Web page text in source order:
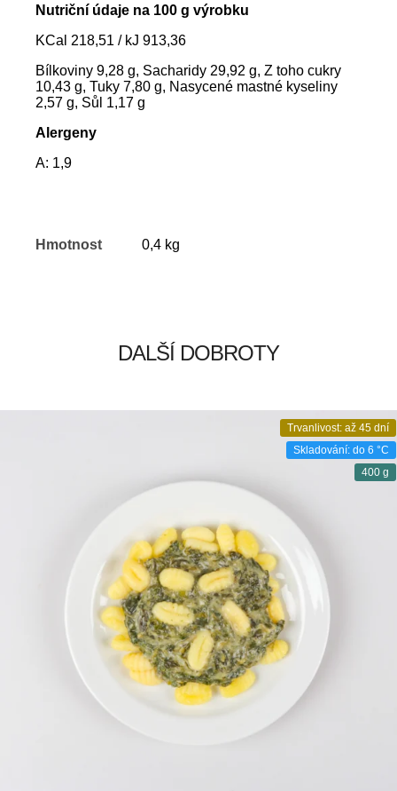
Nutriční údaje na 100 g výrobku
KCal 218,51 / kJ 913,36
Bílkoviny 9,28 g, Sacharidy 29,92 g, Z toho cukry
10,43 g, Tuky 7,80 g, Nasycené mastné kyseliny
2,57 g, Sůl 1,17 g
Alergeny
A: 1,9
Hmotnost 0,4 kg
DALŠÍ DOBROTY
Trvanlivost: až 45 dní
Skladování: do 6 °C
400 g